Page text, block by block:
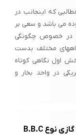
کار الکتریکی از حرارت
بخار‌، بخار خارج
مصارف صنعتی و حرارتی
خود تقطیر شده و آب
دیده می‌شود عمل
که اینجانب در
می باشد و سعی بر
در خصوص چگونگی
مختلف بدست
اول نگاهی کوتاه
در واحد بخار و
گزارش بهره برداری از نیروگاه گازی نوع B.B.C